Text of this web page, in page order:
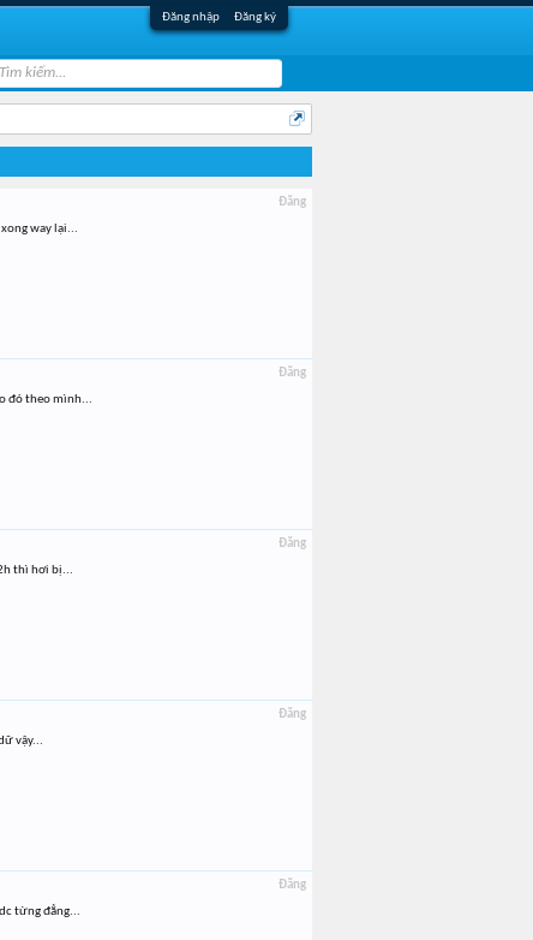
Đăng nhập Đăng ký
Đăng
way lại...
Đăng
đó theo mình...
Đăng
thì hơi bị...
Đăng
vậy...
Đăng
từng đẳng...